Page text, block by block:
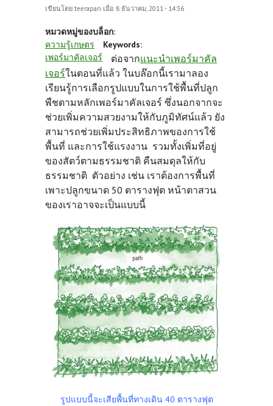
เขียนโดย teerapan เมื่อ 8 ธันวาคม, 2011 - 14:36
หมวดหมู่ของบล็อก:
ความรู้เกษตร
Keywords:
เพอร์มาคัลเจอร์
ต่อจากแนะนำเพอร์มาคัล
เจอร์ในตอนที่แล้ว ในบล๊อกนี้เรามาลอง
เรียนรู้การเลือกรูปแบบในการใช้พื้นที่ปลูก
พืชตามหลักเพอร์มาคัลเจอร์ ซึ่งนอกจากจะ
ช่วยเพิ่มความสวยงามให้กับภูมิทัศน์แล้ว ยัง
สามารถช่วยเพิ่มประสิทธิภาพของการใช้
พื้นที่ และการใช้แรงงาน รวมทั้งเพิ่มที่อยู่
ของสัตว์ตามธรรมชาติ คืนสมดุลให้กับ
ธรรมชาติ ตัวอย่าง เช่น เราต้องการพื้นที่
เพาะปลูกขนาด 50 ตารางฟุต หน้าตาสวน
ของเราอาจจะเป็นแบบนี้
รูปแบบนี้จะเสียพื้นที่ทางเดิน 40 ตารางฟุต